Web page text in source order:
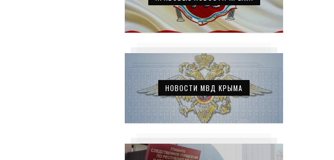
НОВОСТИ МВД КРЫМА